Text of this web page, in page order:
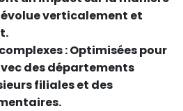
verticalement et
: Optimisées pour
des départements
filiales et des